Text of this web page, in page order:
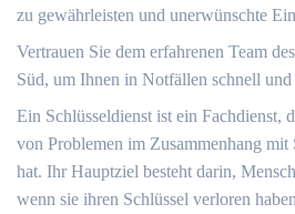
zu gewährleisten und unerwünschte
Vertrauen Sie dem erfahrenen Team
Süd, um Ihnen in Notfällen schnell
Ein Schlüsseldienst ist ein Fachdienst,
von Problemen im Zusammenhang mit
hat.​ Ihr Hauptziel besteht darin,
wenn sie ihren Schlüssel verloren